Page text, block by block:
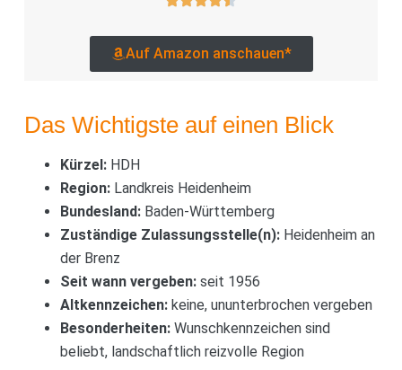
Auf Amazon anschauen*
Das Wichtigste auf einen Blick
Kürzel:HDH
Region:Landkreis Heidenheim
Bundesland:Baden-Württemberg
Zuständige Zulassungsstelle(n):Heidenheim an
der Brenz
Seit wann vergeben:seit 1956
Altkennzeichen:keine, ununterbrochen vergeben
Besonderheiten:Wunschkennzeichen sind
beliebt, landschaftlich reizvolle Region